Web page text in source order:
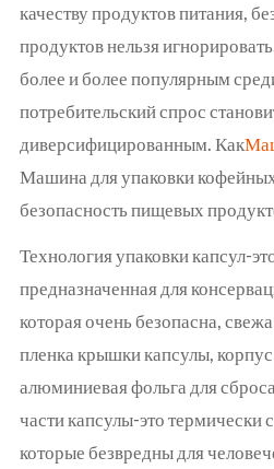
качеству продуктов питания,
продуктов нельзя
более и более популярным
потребительский спрос
диверсифицированным. Как
Машина для упаковки
безопасность пищевых
Технология упаковки капсул-
предназначенная для
которая очень безопасна,
пленка крышки капсулы,
алюминиевая фольга для
части капсулы-это термически
которые безвредны для